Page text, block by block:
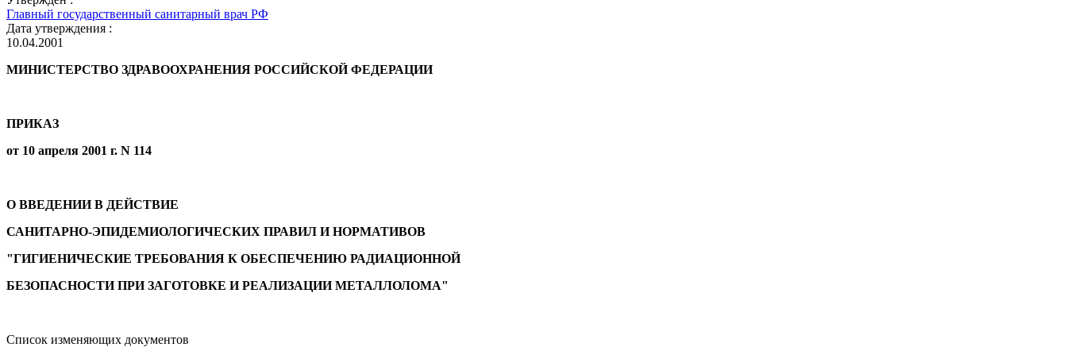
Главный государственный санитарный врач РФ
Дата утверждения :
10.04.2001
МИНИСТЕРСТВО ЗДРАВООХРАНЕНИЯ РОССИЙСКОЙ ФЕДЕРАЦИИ
ПРИКАЗ
от 10 апреля 2001 г. N 114
О ВВЕДЕНИИ В ДЕЙСТВИЕ
САНИТАРНО-ЭПИДЕМИОЛОГИЧЕСКИХ ПРАВИЛ И НОРМАТИВОВ
"ГИГИЕНИЧЕСКИЕ ТРЕБОВАНИЯ К ОБЕСПЕЧЕНИЮ РАДИАЦИОННОЙ
БЕЗОПАСНОСТИ ПРИ ЗАГОТОВКЕ И РЕАЛИЗАЦИИ МЕТАЛЛОЛОМА"
Список изменяющих документов